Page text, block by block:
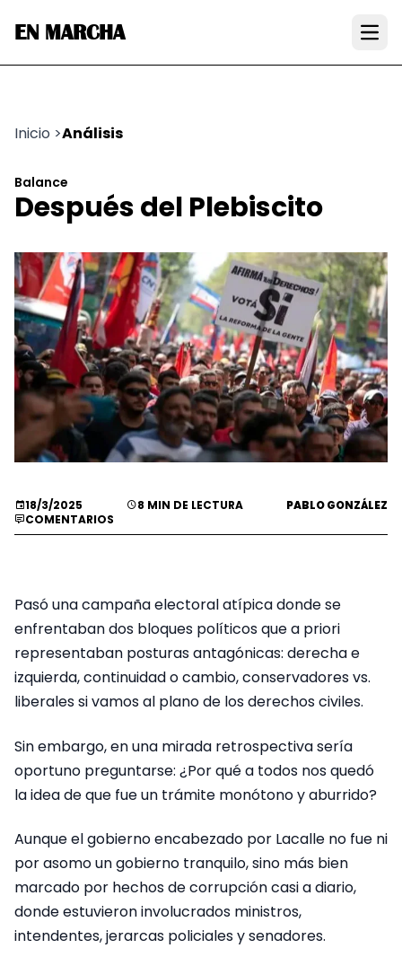
EN MARCHA
Inicio >Análisis
Balance
Después del Plebiscito
18/3/2025 8 MIN DE LECTURA
PABLO GONZÁLEZ
COMENTARIOS
Pasó una campaña electoral atípica donde se
enfrentaban dos bloques políticos que a priori
representaban posturas antagónicas: derecha e
izquierda, continuidad o cambio, conservadores vs.
liberales si vamos al plano de los derechos civiles.
Sin embargo, en una mirada retrospectiva sería
oportuno preguntarse: ¿Por qué a todos nos quedó
la idea de que fue un trámite monótono y aburrido?
Aunque el gobierno encabezado por Lacalle no fue ni
por asomo un gobierno tranquilo, sino más bien
marcado por hechos de corrupción casi a diario,
donde estuvieron involucrados ministros,
intendentes, jerarcas policiales y senadores.